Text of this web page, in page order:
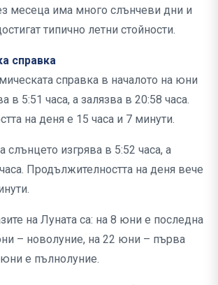
месеца има много слънчеви дни и
типично летни стойности.
справка
справка в началото на юни
в 5:51 часа, а залязва в 20:58 часа.
на деня е 15 часа и 7 минути.
слънцето изгрява в 5:52 часа, а
Продължителността на деня вече
на Луната са: на 8 юни е последна
– новолуние, на 22 юни – първа
е пълнолуние.